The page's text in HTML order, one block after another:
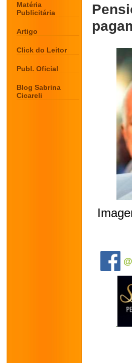
Matéria
Publicitária
Artigo
Click do Leitor
Publ. Oficial
Blog Sabrina
Cicareli